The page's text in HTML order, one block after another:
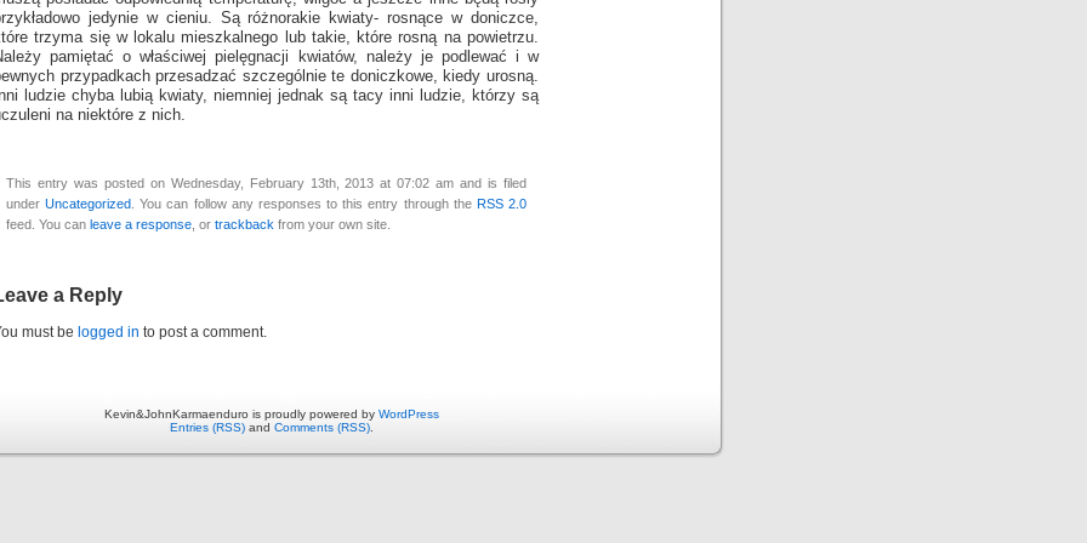
jedynie w cieniu. Są różnorakie kwiaty- rosnące w doniczce,
trzyma się w lokalu mieszkalnego lub takie, które rosną na powietrzu.
pamiętać o właściwej pielęgnacji kwiatów, należy je podlewać i w
przypadkach przesadzać szczególnie te doniczkowe, kiedy urosną.
ludzie chyba lubią kwiaty, niemniej jednak są tacy inni ludzie, którzy są
na niektóre z nich.
This entry was posted on Wednesday, February 13th, 2013 at 07:02 am and is filed
underUncategorized . You can follow any responses to this entry through the RSS 2.0
feed. You can leave a response , or trackback from your own site.
a Reply
must be logged in to post a comment.
Kevin&JohnKarmaenduro is proudly powered by WordPress
Entries (RSS) and Comments (RSS)